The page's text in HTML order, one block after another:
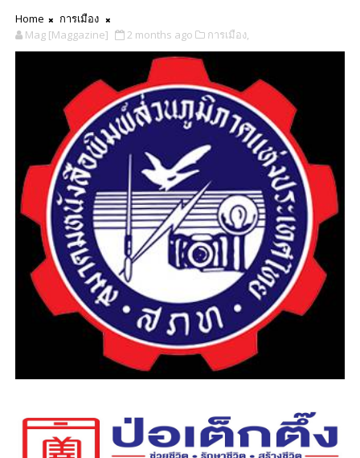
Home
การเมือง
Mag [Maggazine]
2 months ago การเมือง,